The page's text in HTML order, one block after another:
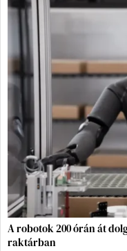
A robotok 200 órán át
raktárban